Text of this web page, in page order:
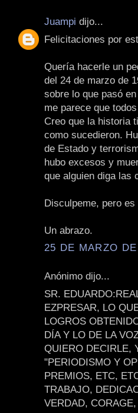
Juampi dijo...
Felicitaciones por
Quería hacerle un
del 24 de marzo de
sobre lo que pasó
me parece que
Creo que la historia
como sucedieron.
de Estado y
hubo excesos y
que alguien diga las
Disculpeme, pero
Un abrazo.
25 DE MARZO
Anónimo dijo...
SR.
EZPRESAR, LO
LOGROS
DÍA Y LO DE LA
QUIERO DECIRLE,
"PERIODISMO Y
PREMIOS, ETC,
TRABAJO,
VERDAD,